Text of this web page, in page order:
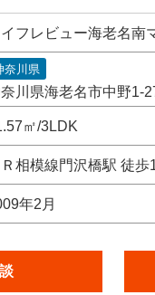
フレビュー海老名南
奈川県
川県海老名市中野1-
㎡/3LDK
Ｒ相模線門沢橋駅 徒歩
年2月